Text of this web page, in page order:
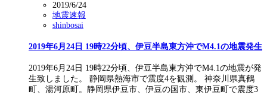
2019/6/24
地震速報
shinbosai
2019年6月24日 19時22分頃、伊豆半島東方沖でM4.1の地震発生
2019年6月24日 19時22分頃、伊豆半島東方沖でM4.1の地震が発
生致しました。 静岡県熱海市で震度4を観測。 神奈川県真鶴
町、湯河原町。静岡県伊豆市、伊豆の国市、東伊豆町で震度3